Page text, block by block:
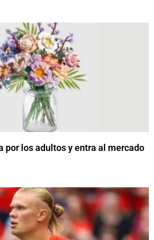
por los adultos y entra al mercado